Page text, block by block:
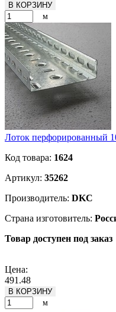
В КОРЗИНУ
м
Лоток перфорированный
Код товара: 1624
Артикул: 35262
Производитель: DKC
Страна изготовитель:
Товар доступен под заказ
Цена:
491.48
В КОРЗИНУ
м